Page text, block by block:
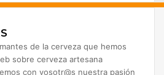
de la cerveza que hemos
sobre cerveza artesana
con vosotr@s nuestra pasión